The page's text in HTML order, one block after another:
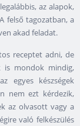
az alapok,
felső tagozatban, a
akad feladat.
receptet adni, de
is mondok mindig,
egyes készségek
nem ezt kérdezik,
az olvasott vagy a
való felkészülés